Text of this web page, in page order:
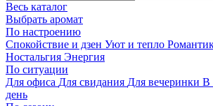
Весь каталог
Выбрать аромат
По настроению
Спокойствие и дзен Уют и тепло
Ностальгия Энергия
По ситуации
Для офиса Для свидания Для вечеринки В
день